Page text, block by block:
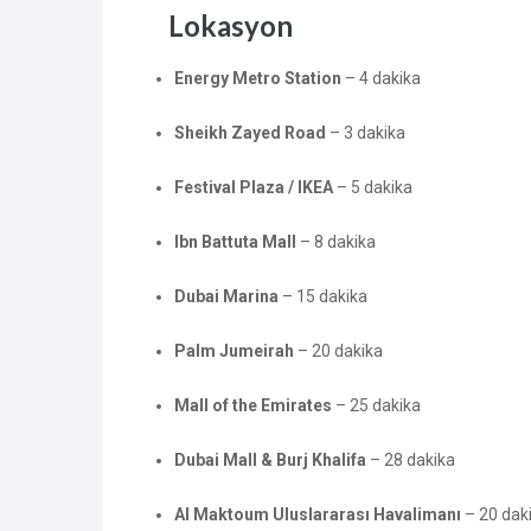
Lokasyon
Energy Metro Station – 4 dakika
Sheikh Zayed Road – 3 dakika
Festival Plaza / IKEA – 5 dakika
Ibn Battuta Mall – 8 dakika
Dubai Marina – 15 dakika
Palm Jumeirah – 20 dakika
Mall of the Emirates – 25 dakika
Dubai Mall & Burj Khalifa – 28 dakika
Al Maktoum Uluslararası Havalimanı – 20